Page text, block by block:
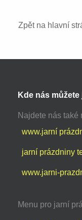
Zpět na hlavní
Kde nás
Najdete nás také
www.jarní
jarní prázdniny
www.jarni-
Menu pro jarní